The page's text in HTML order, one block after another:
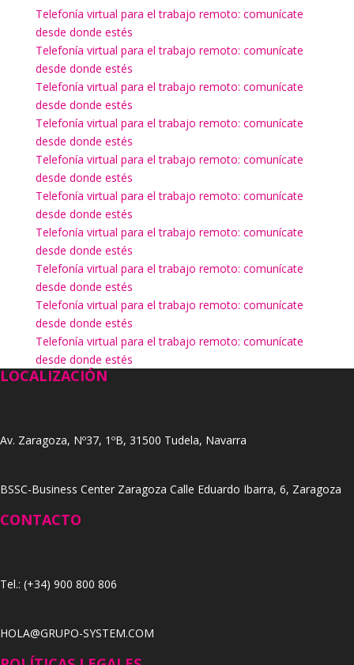
Telefonía virtual para el trabajo remoto: comunícate
desde donde estés
Telefonía virtual para el trabajo remoto: comunícate
desde donde estés
Telefonía virtual para el trabajo remoto: comunícate
desde donde estés
Telefonía virtual para el trabajo remoto: comunícate
desde donde estés
Telefonía virtual para el trabajo remoto: comunícate
desde donde estés
Telefonía virtual para el trabajo remoto: comunícate
desde donde estés
Telefonía virtual para el trabajo remoto: comunícate
desde donde estés
Telefonía virtual para el trabajo remoto: comunícate
desde donde estés
Telefonía virtual para el trabajo remoto: comunícate
desde donde estés
Telefonía virtual para el trabajo remoto: comunícate
desde donde estés
LOCALIZACIÓN
Av. Zaragoza, Nº37, 1ºB, 31500 Tudela, Navarra
BSSC-Business Center Zaragoza Calle Eduardo Ibarra, 6, Zaragoza
CONTACTO
Tel.: (+34) 900 800 806
HOLA@GRUPO-SYSTEM.COM